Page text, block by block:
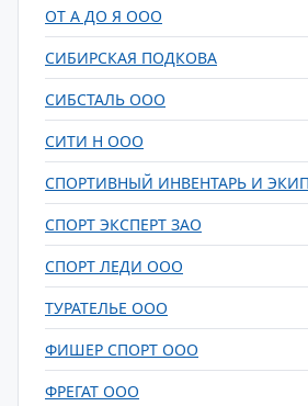
ОТ А ДО Я ООО
СИБИРСКАЯ ПОДКОВА
СИБСТАЛЬ ООО
СИТИ Н ООО
СПОРТИВНЫЙ ИНВЕНТАРЬ И
СПОРТ ЭКСПЕРТ ЗАО
СПОРТ ЛЕДИ ООО
ТУРАТЕЛЬЕ ООО
ФИШЕР СПОРТ ООО
ФРЕГАТ ООО